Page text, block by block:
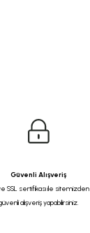
Güvenli Alışveriş
SSL sertifikası ile sitemizden
alışveriş yapabilirsiniz.